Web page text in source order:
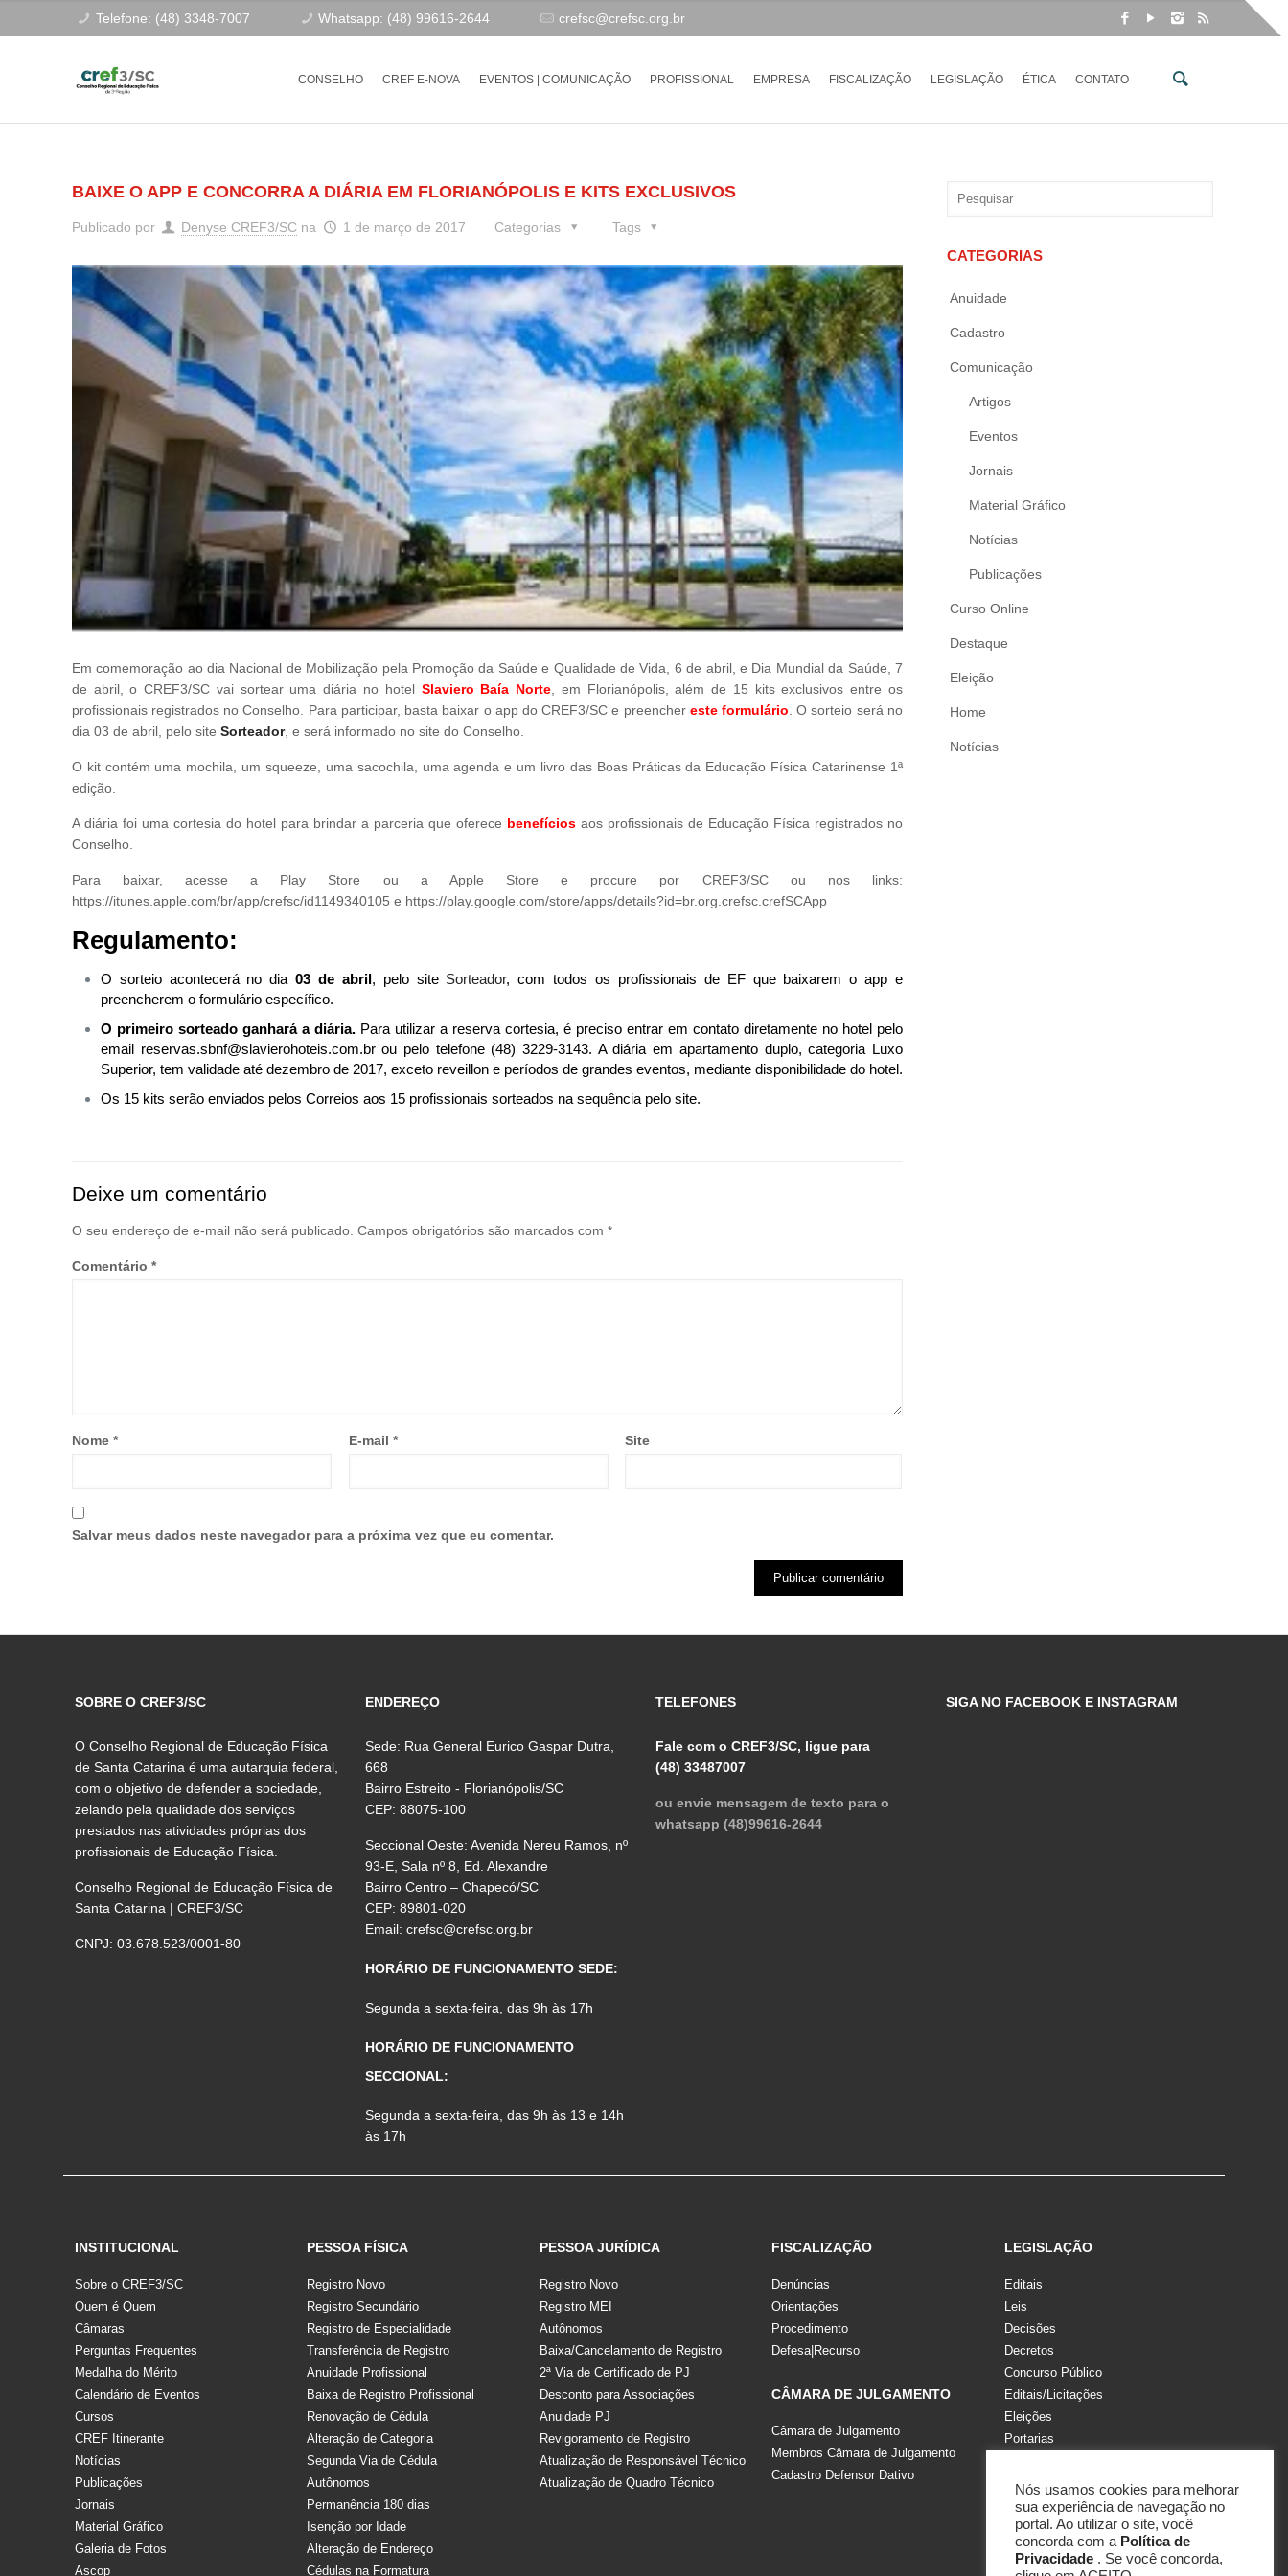
Telefone: (48) 3348-7007 Whatsapp: (48) 99616-2644 crefsc@crefsc.org.br
CONSELHO CREF E-NOVA EVENTOS | COMUNICAÇÃO PROFISSIONAL EMPRESA FISCALIZAÇÃO LEGISLAÇÃO ÉTICA CONTATO
BAIXE O APP E CONCORRA A DIÁRIA EM FLORIANÓPOLIS E KITS EXCLUSIVOS
Publicado por Denyse CREF3/SC na 1 de março de 2017 Categorias Tags
Em comemoração ao dia Nacional de Mobilização pela Promoção da Saúde e Qualidade de Vida, 6 de abril, e Dia Mundial da Saúde, 7
de abril, o CREF3/SC vai sortear uma diária no hotel Slaviero Baía Norte, em Florianópolis, além de 15 kits exclusivos entre os
profissionais registrados no Conselho. Para participar, basta baixar o app do CREF3/SC e preencher este formulário. O sorteio será no
dia 03 de abril, pelo site Sorteador, e será informado no site do Conselho.
O kit contém uma mochila, um squeeze, uma sacochila, uma agenda e um livro das Boas Práticas da Educação Física Catarinense 1ª
edição.
A diária foi uma cortesia do hotel para brindar a parceria que oferece benefíciosaos profissionais de Educação Física registrados no
Conselho.
Para baixar, acesse a Play Store ou a Apple Store e procure por CREF3/SC ou nos links:
https://itunes.apple.com/br/app/crefsc/id1149340105 e https://play.google.com/store/apps/details?id=br.org.crefsc.crefSCApp
Regulamento:
O sorteio acontecerá no dia03 de abril, pelo site Sorteador, com todos os profissionais de EF que baixarem o app e
preencherem o formulário específico.
O primeiro sorteado ganhará a diária.Para utilizar a reserva cortesia, é preciso entrar em contato diretamente no hotel pelo
email reservas.sbnf@slavierohoteis.com.brou pelo telefone (48) 3229-3143. A diária em apartamento duplo, categoria Luxo
Superior, tem validade até dezembro de 2017, exceto reveillon e períodos de grandes eventos, mediante disponibilidade do hotel.
Os 15 kits serão enviados pelos Correios aos 15 profissionais sorteados na sequência pelo site.
Deixe um comentário
O seu endereço de e-mail não será publicado. Campos obrigatórios são marcados com *
Comentário *
Nome * E-mail * Site
Salvar meus dados neste navegador para a próxima vez que eu comentar.
CATEGORIAS
Anuidade
Cadastro
Comunicação
Artigos
Eventos
Jornais
Material Gráfico
Notícias
Publicações
Curso Online
Destaque
Eleição
Home
Notícias
SOBRE O CREF3/SC
O Conselho Regional de Educação Física
de Santa Catarina é uma autarquia federal,
com o objetivo de defender a sociedade,
zelando pela qualidade dos serviços
prestados nas atividades próprias dos
profissionais de Educação Física.
Conselho Regional de Educação Física de
Santa Catarina | CREF3/SC
CNPJ: 03.678.523/0001-80
ENDEREÇO
Sede: Rua General Eurico Gaspar Dutra,
668
Bairro Estreito - Florianópolis/SC
CEP: 88075-100
Seccional Oeste: Avenida Nereu Ramos, nº
93-E, Sala nº 8, Ed. Alexandre
Bairro Centro – Chapecó/SC
CEP: 89801-020
Email:crefsc@crefsc.org.br
HORÁRIO DE FUNCIONAMENTO SEDE:
Segunda a sexta-feira, das 9h às 17h
HORÁRIO DE FUNCIONAMENTO
SECCIONAL:
Segunda a sexta-feira, das 9h às 13 e 14h
às 17h
TELEFONES
Fale com o CREF3/SC, ligue para
(48) 33487007
ou envie mensagem de texto para o
whatsapp (48)99616-2644
SIGA NO FACEBOOK E INSTAGRAM
INSTITUCIONAL
Sobre o CREF3/SC
Quem é Quem
Câmaras
Perguntas Frequentes
Medalha do Mérito
Calendário de Eventos
Cursos
CREF Itinerante
Notícias
Publicações
Jornais
Material Gráfico
Galeria de Fotos
Ascop
PESSOA FÍSICA
Registro Novo
Registro Secundário
Registro de Especialidade
Transferência de Registro
Anuidade Profissional
Baixa de Registro Profissional
Renovação de Cédula
Alteração de Categoria
Segunda Via de Cédula
Autônomos
Permanência 180 dias
Isenção por Idade
Alteração de Endereço
Cédulas na Formatura
PESSOA JURÍDICA
Registro Novo
Registro MEI
Autônomos
Baixa/Cancelamento de Registro
2ª Via de Certificado de PJ
Desconto para Associações
Anuidade PJ
Revigoramento de Registro
Atualização de Responsável Técnico
Atualização de Quadro Técnico
FISCALIZAÇÃO
Denúncias
Orientações
Procedimento
Defesa|Recurso
CÂMARA DE JULGAMENTO
Câmara de Julgamento
Membros Câmara de Julgamento
Cadastro Defensor Dativo
LEGISLAÇÃO
Editais
Leis
Decisões
Decretos
Concurso Público
Editais/Licitações
Eleições
Portarias
Resoluções
Nós usamos cookies para melhorar
sua experiência de navegação no
portal. Ao utilizar o site, você
concorda com a Política de
Privacidade . Se você concorda,